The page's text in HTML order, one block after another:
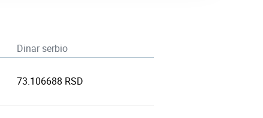
Dinar serbio
73.106688 RSD